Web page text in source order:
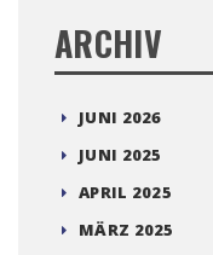
ARCHIV
JUNI 2026
JUNI 2025
APRIL 2025
MÄRZ 2025